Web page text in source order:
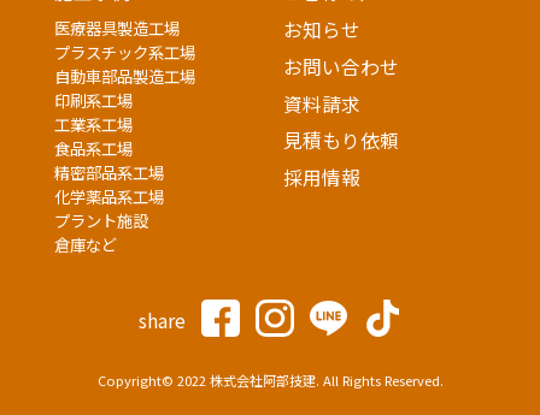
医療器具製造工場
プラスチック系工場
自動車部品製造工場
印刷系工場
工業系工場
食品系工場
精密部品系工場
化学薬品系工場
プラント施設
倉庫など
お知らせ
お問い合わせ
資料請求
見積もり依頼
採用情報
share
Copyright© 2022 株式会社阿部技建. All Rights Reserved.